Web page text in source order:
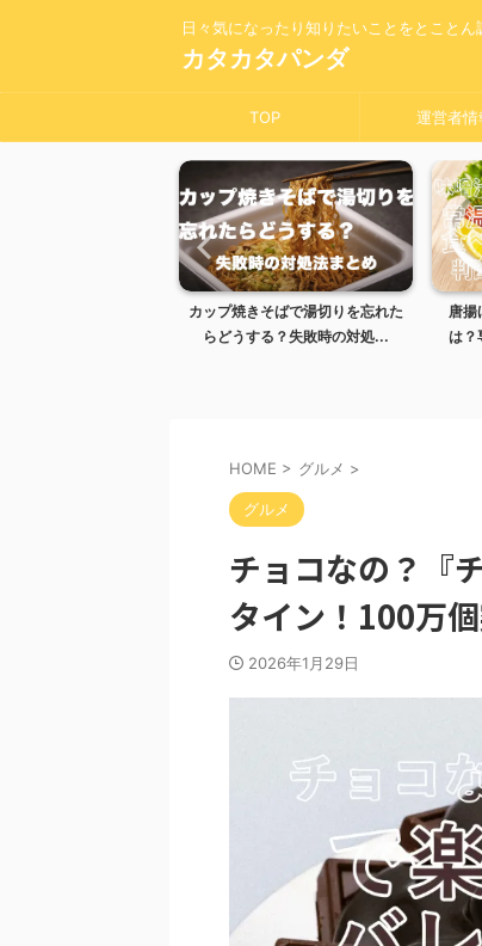
日々気になったり知りたいことをとことん
カタカタパンダ
TOP 運営者情
唐揚げが冷めるとまずい理由と
は？専門店のように仕上げる...
味噌
冷
HOME > グルメ >
グルメ
チョコなの？『
タイン！100万
2026年1月29日